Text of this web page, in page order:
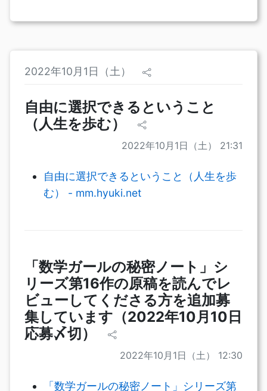
2022年10月1日（土）
自由に選択できるということ
（人生を歩む）
2022年10月1日（土） 21:31
自由に選択できるということ（人生を歩
む） - mm.hyuki.net
「数学ガールの秘密ノート」シ
リーズ第16作の原稿を読んでレ
ビューしてくださる方を追加募
集しています（2022年10月10日
応募〆切）
2022年10月1日（土） 12:30
「数学ガールの秘密ノート」シリーズ第